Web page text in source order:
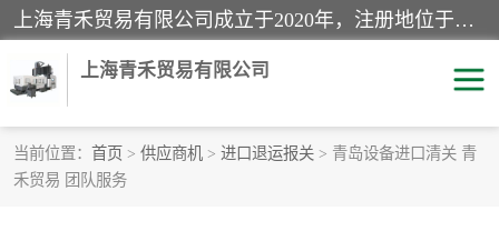
上海青禾贸易有限公司成立于2020年，注册地位于上海市宝山区。经营范围包括：机械设备、五金制品、劳防用品、电子产品、塑胶制品、家具、模具、纺织品、仪器仪表、建筑材料、装饰材料、化工产品、金属制品、机车配件等货物进出口报关、清关服务。
上海青禾贸易有限公司
当前位置： 首页 > 供应商机 > 进口退运报关 > 青岛设备进口清关 青
禾贸易 团队服务
酒类饮料报关